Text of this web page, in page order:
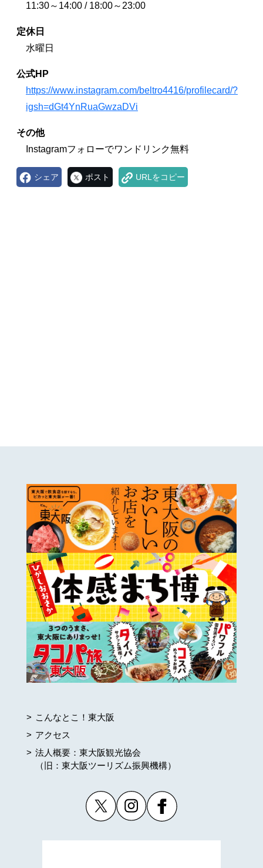
11:30～14:00 / 18:00～23:00
定休日
水曜日
公式HP
https://www.instagram.com/beltro4416/profilecard/?
igsh=dGt4YnRuaGwzaDVi
その他
Instagramフォローでワンドリンク無料
シェア ポスト URLをコピー
こんなとこ！東大阪
アクセス
法人概要：東大阪観光協会
（旧：東大阪ツーリズム振興機構）